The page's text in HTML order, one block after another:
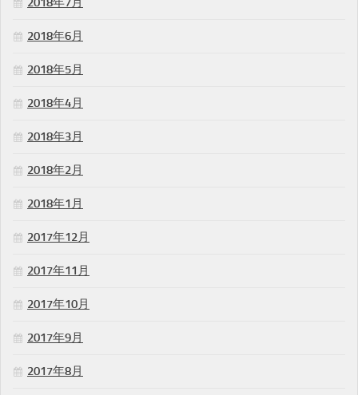
2018年6月
2018年5月
2018年4月
2018年3月
2018年2月
2018年1月
2017年12月
2017年11月
2017年10月
2017年9月
2017年8月